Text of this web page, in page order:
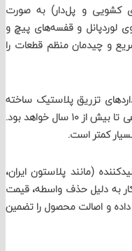
و پل‌دار) به صورت
و قفسه‌های پیچ و
منظم قطعات را
تزریق پلاستیک ساخته
شده باشد، عمر مفید آن در محیط‌های کارگاهی تا بیش از ۱۰ سال خواهد بود.
است.
پلاستون ایران،
حذف واسطه، قیمت
محصول را تضمین